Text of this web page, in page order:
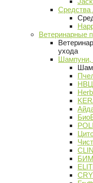
Средства
Ветеринарные
ухода
Шампуни,
НВЦ